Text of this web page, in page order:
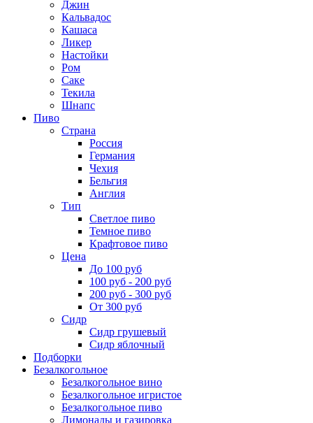
Джин
Кальвадос
Кашаса
Ликер
Настойки
Ром
Саке
Текила
Шнапс
Пиво
Страна
Россия
Германия
Чехия
Бельгия
Англия
Тип
Светлое пиво
Темное пиво
Крафтовое пиво
Цена
До 100 руб
100 руб - 200 руб
200 руб - 300 руб
От 300 руб
Сидр
Сидр грушевый
Сидр яблочный
Подборки
Безалкогольное
Безалкогольное вино
Безалкогольное игристое
Безалкогольное пиво
Лимонады и газировка